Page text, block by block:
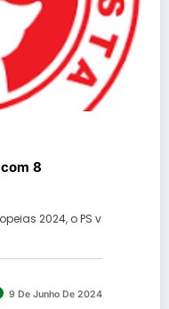
8
2024, o PS v
9 De Junho De 2024